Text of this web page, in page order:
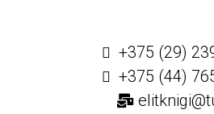
+375 (29)
+375 (44)